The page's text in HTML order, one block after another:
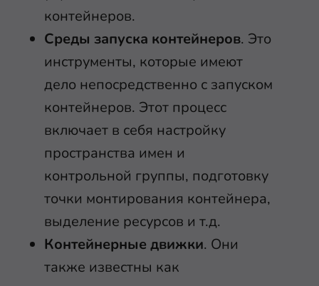
контейнеров.
Среды запуска контейнеров. Это
инструменты, которые имеют
дело непосредственно с запуском
контейнеров. Этот процесс
включает в себя настройку
пространства имен и
контрольной группы, подготовку
точки монтирования контейнера,
выделение ресурсов и т.д.
Контейнерные движки. Они
также известны как